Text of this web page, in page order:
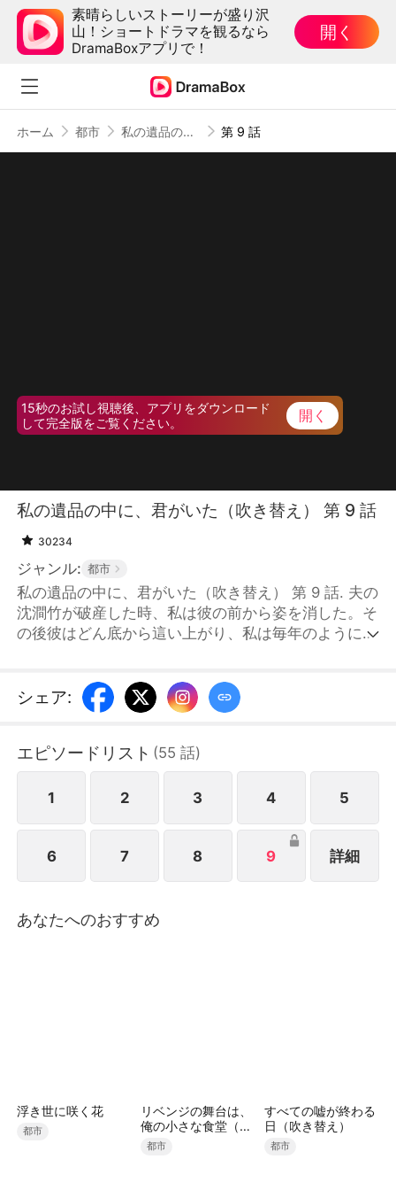
素晴らしいストーリーが盛り沢
山！ショートドラマを観るなら
DramaBoxアプリで！
開く
ホーム 都市 私の遺品の中に、君がいた（吹き替え） 第 9 話
15秒のお試し視聴後、アプリをダウンロード
して完全版をご覧ください。
開く
私の遺品の中に、君がいた（吹き替え） 第 9 話
30234
ジャンル: 都市
私の遺品の中に、君がいた（吹き替え） 第 9 話. 夫の
沈澗竹が破産した時、私は彼の前から姿を消した。そ
の後彼はどん底から這い上がり、私は毎年のように彼
目は末期がんの診断書を持っていったが、目を通すこ
ともなく200万を投げつけ追い返された。3年目の
が彼に電話をかけた。
シェア:
エピソードリスト (55 話)
1 2 3 4 5
6 7 8 9 詳細
あなたへのおすすめ
浮き世に咲く花
都市
リベンジの舞台は、
俺の小さな食堂（吹
き替え）
都市
すべての嘘が終わる
日（吹き替え）
都市